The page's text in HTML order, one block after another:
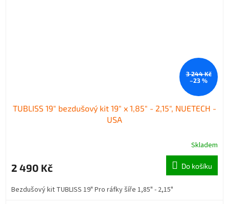
3 244 Kč
–23 %
TUBLISS 19" bezdušový kit 19" x 1,85" - 2,15", NUETECH -
USA
Skladem
2 490 Kč Do košíku
Bezdušový kit TUBLISS 19" Pro ráfky šíře 1,85" - 2,15"